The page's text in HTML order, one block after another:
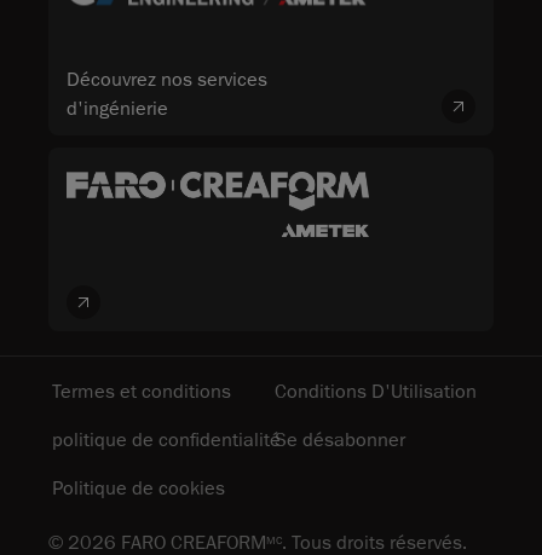
Découvrez nos services
d'ingénierie
© 2026 FARO CREAFORMMC. Tous droits réservés.
Termes et conditions
Conditions D'Utilisation
politique de confidentialitéSe désabonner
Politique de cookies